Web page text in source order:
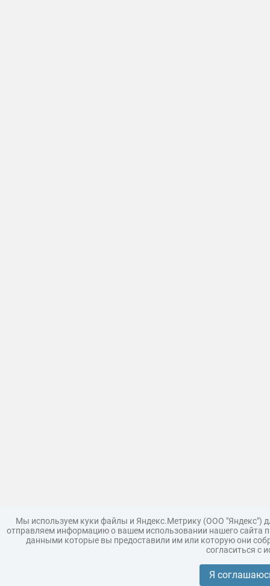
Поддержка
Царь 3D
Мы используем куки файлы и Яндекс.Метрику (ООО "Яндекс")
отправляем информацию о вашем использовании нашего сайта
данными которые вы предоставили им или которую они
согласиться с
Я